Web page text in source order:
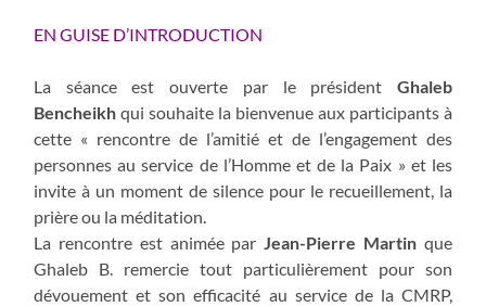
EN GUISE D’INTRODUCTION
La séance est ouverte par le président Ghaleb
Bencheikh qui souhaite la bienvenue aux participants à
cette « rencontre de l’amitié et de l’engagement des
personnes au service de l’Homme et de la Paix » et les
invite à un moment de silence pour le recueillement, la
prière ou la méditation.
La rencontre est animée par Jean-Pierre Martin que
Ghaleb B. remercie tout particulièrement pour son
dévouement et son efficacité au service de la CMRP,